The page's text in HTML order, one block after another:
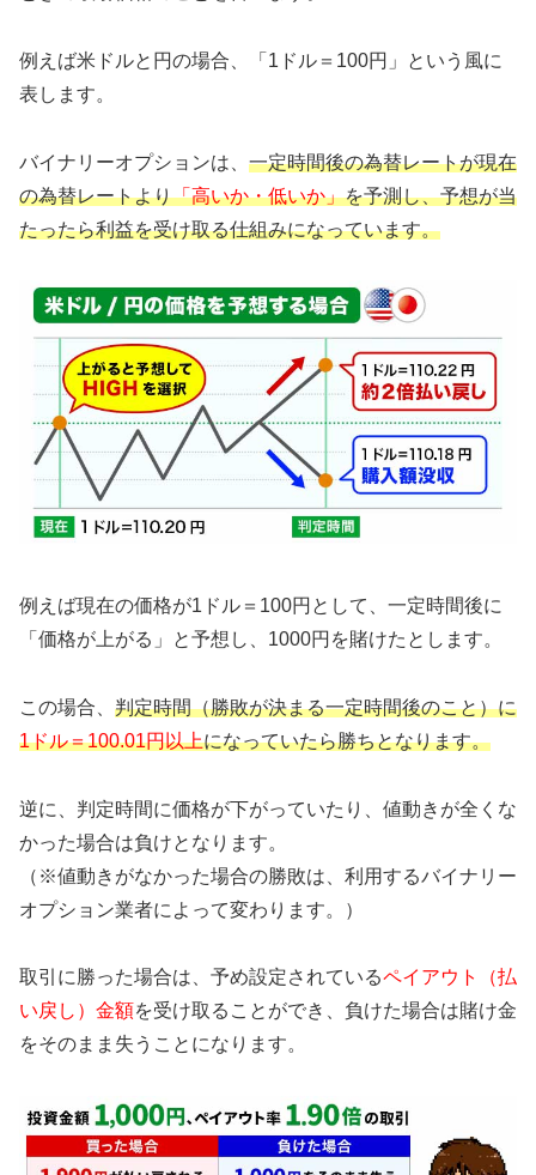
例えば米ドルと円の場合、「1ドル＝100円」という風に
表します。
バイナリーオプションは、 一定時間後の為替レートが現在
の為替レートより「高いか・低いか」を予測し、予想が当
たったら利益を受け取る仕組みになっています。
例えば現在の価格が1ドル＝100円として、一定時間後に
「価格が上がる」と予想し、1000円を賭けたとします。
この場合、 判定時間（勝敗が決まる一定時間後のこと）に
1ドル＝100.01円以上になっていたら勝ちとなります。
逆に、判定時間に価格が下がっていたり、値動きが全くな
かった場合は負けとなります。
（※値動きがなかった場合の勝敗は、利用するバイナリー
オプション業者によって変わります。）
取引に勝った場合は、予め設定されているペイアウト（払
い戻し）金額を受け取ることができ、負けた場合は賭け金
をそのまま失うことになります。